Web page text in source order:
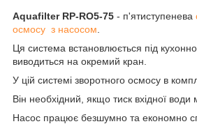
Aquafilter RP-RO5-75 - п'ятиступенева
осмосу з насосом
Ця система встановлюється під
виводиться на окремий кран.
У цій системі зворотного осмосу в
Він необхідний, якщо тиск вхідної
Насос працює безшумно та економно